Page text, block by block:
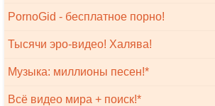
PornoGid - бесплатное порно!
Тысячи эро-видео! Халява!
Музыка: миллионы песен!*
Всё видео мира + поиск!*